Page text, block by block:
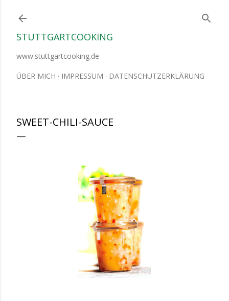
STUTTGARTCOOKING
www.stuttgartcooking.de
ÜBER MICH IMPRESSUM DATENSCHUTZERKLÄRUNG
SWEET-CHILI-SAUCE